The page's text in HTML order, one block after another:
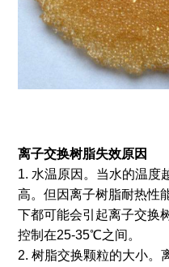
离子交换树脂失效原因
1. 水温原因。当水的温度
高。但因离子树脂耐热性
下都可能会引起离子交换
控制在25-35℃之间。
2. 树脂交换颗粒的大小。